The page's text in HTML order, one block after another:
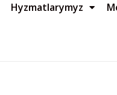
Hyzmatlarymyz